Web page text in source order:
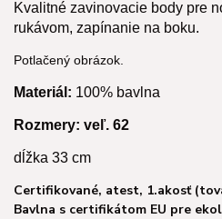
Kvalitné zavinovacie body pre
rukávom, zapínanie na boku.
Potlačený obrázok.
Materiál: 100% bavlna
Rozmery: veľ. 62
dĺžka 33 cm
Certifikované, atest, 1.akosť
Bavlna s certifikátom EU pre